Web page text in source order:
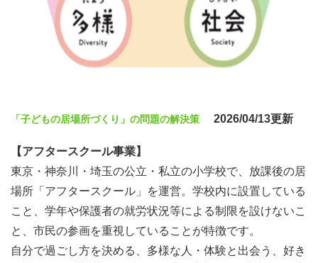
「子どもの居場所づくり」の問題の解決策 2026/04/13更新
【アフタースクール事業】
東京・神奈川・埼玉の公立・私立の小学校で、放課後の居
場所「アフタースクール」を運営。学校内に設置している
こと、学年や保護者の就労状況等による制限を設けないこ
と、市民の参画を重視していることが特徴です。
自分で過ごし方を決める、多様な人・体験と出会う、好き